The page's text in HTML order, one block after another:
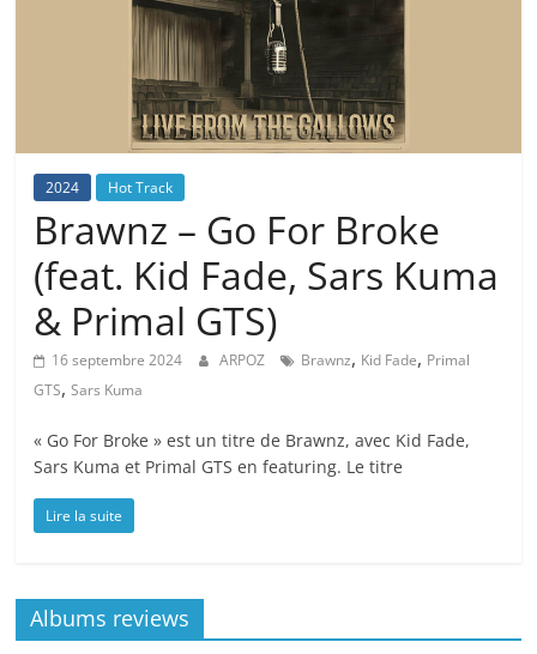
2024 Hot Track
Brawnz – Go For Broke
(feat. Kid Fade, Sars Kuma
& Primal GTS)
16 septembre 2024 ARPOZ Brawnz, Kid Fade, Primal
GTS,Sars Kuma
« Go For Broke » est un titre de Brawnz, avec Kid Fade,
Sars Kuma et Primal GTS en featuring. Le titre
Lire la suite
Albums reviews